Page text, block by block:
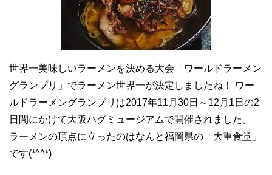
世界一美味しいラーメンを決める大会「ワールドラーメン
グランプリ」でラーメン世界一が決定しましたね！ ワー
ルドラーメングランプリは2017年11月30日～12月1日の2
日間にかけて大阪ハグミュージアムで開催されました。
ラーメンの頂点に立ったのはなんと福岡県の「大重食堂」
です(*^^*)